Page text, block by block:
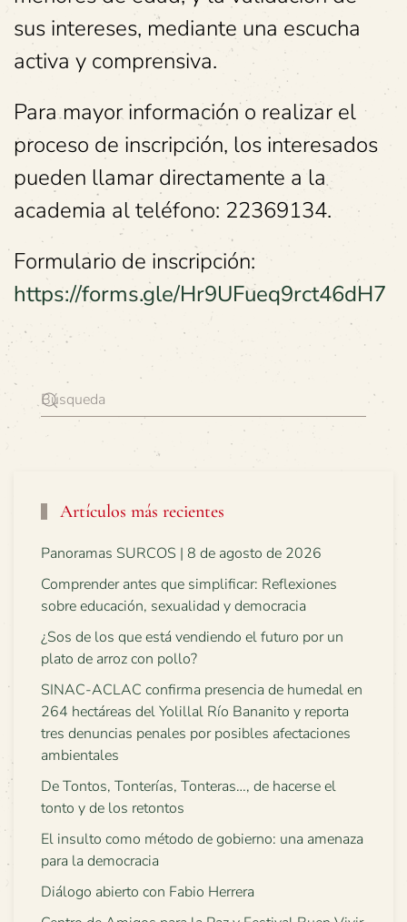
sus intereses, mediante una escucha
activa y comprensiva.
Para mayor información o realizar el
proceso de inscripción, los interesados
pueden llamar directamente a la
academia al teléfono: 22369134.
Formulario de inscripción:
https://forms.gle/Hr9UFueq9rct46dH7
Artículos más recientes
Panoramas SURCOS | 8 de agosto de 2026
Comprender antes que simplificar: Reflexiones
sobre educación, sexualidad y democracia
¿Sos de los que está vendiendo el futuro por un
plato de arroz con pollo?
SINAC-ACLAC confirma presencia de humedal en
264 hectáreas del Yolillal Río Bananito y reporta
tres denuncias penales por posibles afectaciones
ambientales
De Tontos, Tonterías, Tonteras…, de hacerse el
tonto y de los retontos
El insulto como método de gobierno: una amenaza
para la democracia
Diálogo abierto con Fabio Herrera